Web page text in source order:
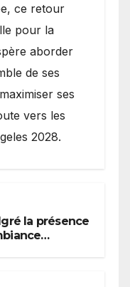
ce retour
pour la
aborder
de ses
ses
vers les
2028.
la présence